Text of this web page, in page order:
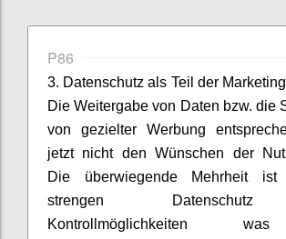
P86
3. Datenschutz als Teil der
Die Weitergabe von Daten bzw. die
von gezielter Werbung
jetzt nicht den Wünschen der
Die überwiegende Mehrheit
strengen
Kontrollmöglichkeiten